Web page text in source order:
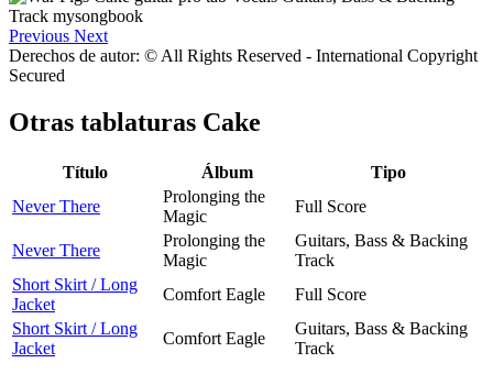
Previous Next
Derechos de autor: © All Rights Reserved - International Copyright
Secured
Otras tablaturas Cake
Título Álbum
Tipo
Never There
Prolonging the
Magic
Full Score
Never There
Prolonging the
Magic
Guitars, Bass & Backing
Track
Short Skirt / Long
Jacket
Comfort Eagle
Full Score
Short Skirt / Long
Jacket
Comfort Eagle
Guitars, Bass & Backing
Track